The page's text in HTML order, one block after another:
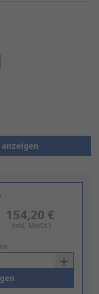
154,20 €
(inkl. MwSt.)